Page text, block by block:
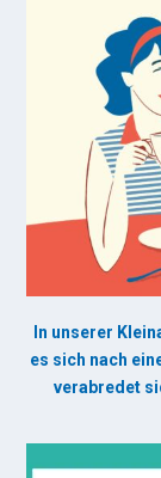
In unserer
es sich nach
verabredet